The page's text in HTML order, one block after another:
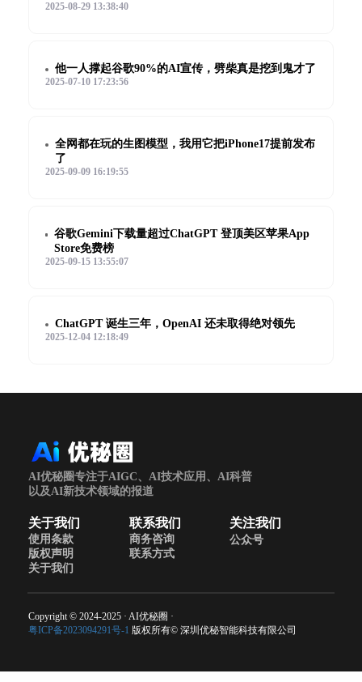
2025-08-29 13:38:40
他一人撑起谷歌90%的AI宣传，劈柴真是挖到鬼才了
2025-07-10 17:23:56
全网都在玩的生图模型，我用它把iPhone17提前发布
了
2025-09-09 16:19:55
谷歌Gemini下载量超过ChatGPT 登顶美区苹果App
Store免费榜
2025-09-15 13:55:07
ChatGPT 诞生三年，OpenAI 还未取得绝对领先
2025-12-04 12:18:49
AI优秘圈专注于AIGC、AI技术应用、AI科普
以及AI新技术领域的报道
关于我们
使用条款
版权声明
关于我们
联系我们
商务咨询
联系方式
关注我们
公众号
Copyright © 2024-2025 · AI优秘圈 ·
粤ICP备2023094291号-1 版权所有© 深圳优秘智能科技有限公司